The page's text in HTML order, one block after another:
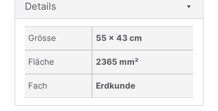
Details
Grösse 55 x 43 cm
Fläche 2365 mm²
Fach Erdkunde